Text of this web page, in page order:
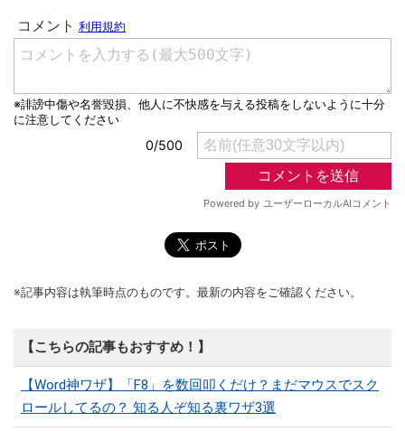
※記事内容は執筆時点のものです。最新の内容をご確認ください。
【こちらの記事もおすすめ！】
【Word神ワザ】「F8」を数回叩くだけ？まだマウスでスク
ロールしてるの？ 知る人ぞ知る裏ワザ3選